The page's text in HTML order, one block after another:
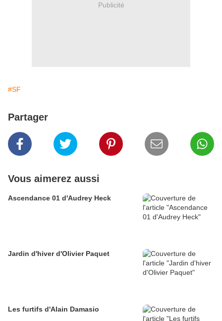
Publicité
#SF
Partager
Vous aimerez aussi
Ascendance 01 d'Audrey Heck
Jardin d'hiver d'Olivier Paquet
Les furtifs d'Alain Damasio